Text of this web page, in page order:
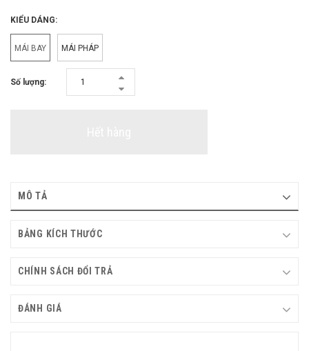
KIỂU DÁNG:
MÁI BAY MÁI PHÁP
Số lượng:
MÔ TẢ
BẢNG KÍCH THƯỚC
CHÍNH SÁCH ĐỔI TRẢ
ĐÁNH GIÁ